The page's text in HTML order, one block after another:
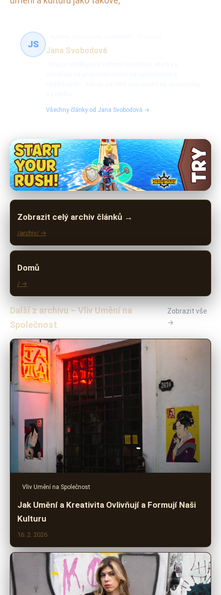
JS
Jana Svobodová
Všechny články od Jana Svobodová →
Zobrazit celý archiv článků →
/archiv/ →
Domů
/ →
Další z archivu – Vliv Umění na
Společnost
Zobrazit vše
→
Vliv Umění na Společnost
Jak Umění a Kreativita Ovlivňují a Formují Naši
Kulturu
16. 2. 2026